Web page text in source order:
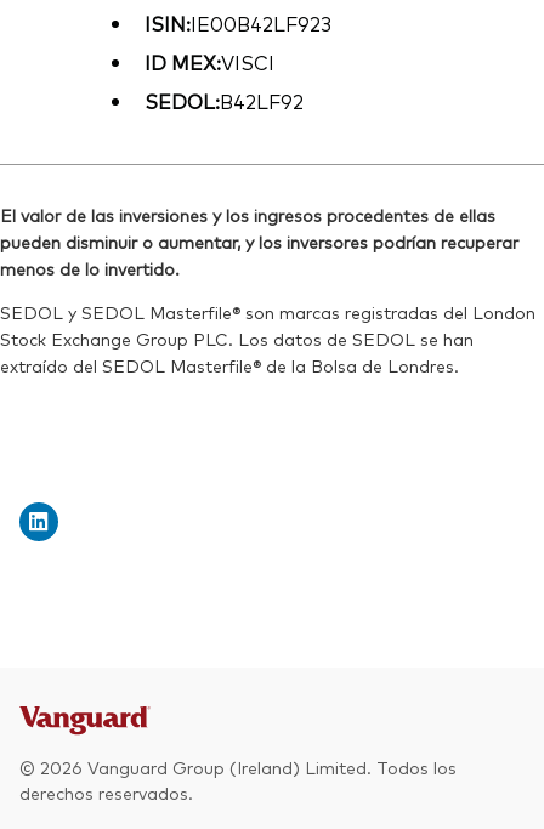
ISIN:IE00B42LF923
ID MEX:VISCI
SEDOL:B42LF92
El valor de las inversiones y los ingresos procedentes de ellas
pueden disminuir o aumentar, y los inversores podrían recuperar
menos de lo invertido.
SEDOL y SEDOL Masterfile® son marcas registradas del London
Stock Exchange Group PLC. Los datos de SEDOL se han
extraído del SEDOL Masterfile® de la Bolsa de Londres.
© 2026 Vanguard Group (Ireland) Limited. Todos los
derechos reservados.